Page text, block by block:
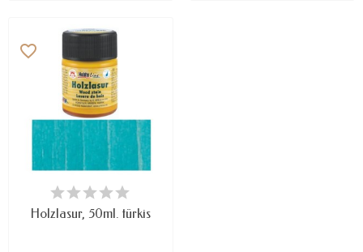
NUR NOCH WENIGE TEILE
VERFÜGBAR
favorite_border
Holzlasur, 50ml. türkis